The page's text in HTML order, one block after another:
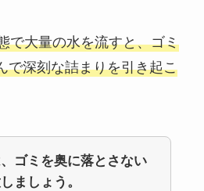
で大量の水を流すと、ゴミ
で深刻な詰まりを引き起こ
ゴミを奥に落とさない
ましょう。